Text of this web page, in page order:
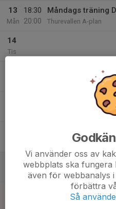
13
Mån
18:30
20:00
Måndags träning
Thurevallen A-plan
14
Tis
Onsdags träning
Thurevallen A-plan
Match mot
Vi använder oss av
webbplats ska fungera
även för webbanalys
förbättra
Så